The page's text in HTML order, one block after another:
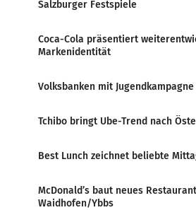
Salzburger Festspiele
Coca-Cola präsentiert
Markenidentität
Volksbanken mit
Tchibo bringt Ube-Trend nach
Best Lunch zeichnet beliebte
McDonald’s baut neues
Waidhofen/Ybbs